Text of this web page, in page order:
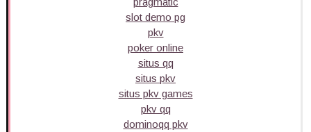
slot demo pg
pkv
poker online
situs qq
situs pkv
situs pkv games
pkv qq
dominoqq pkv